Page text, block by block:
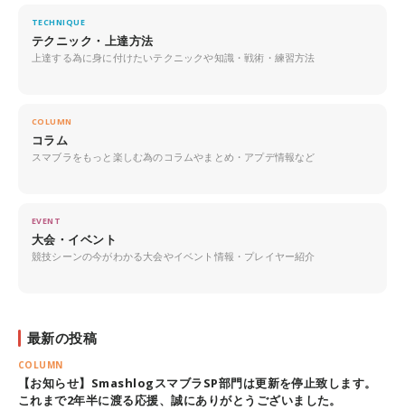
TECHNIQUE
テクニック・上達方法
上達する為に身に付けたいテクニックや知識・戦術・練習方法
COLUMN
コラム
スマブラをもっと楽しむ為のコラムやまとめ・アプデ情報など
EVENT
大会・イベント
競技シーンの今がわかる大会やイベント情報・プレイヤー紹介
最新の投稿
COLUMN
【お知らせ】SmashlogスマブラSP部門は更新を停止致します。
これまで2年半に渡る応援、誠にありがとうございました。